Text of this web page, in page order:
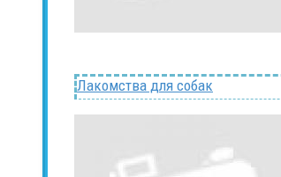
Лакомства для собак